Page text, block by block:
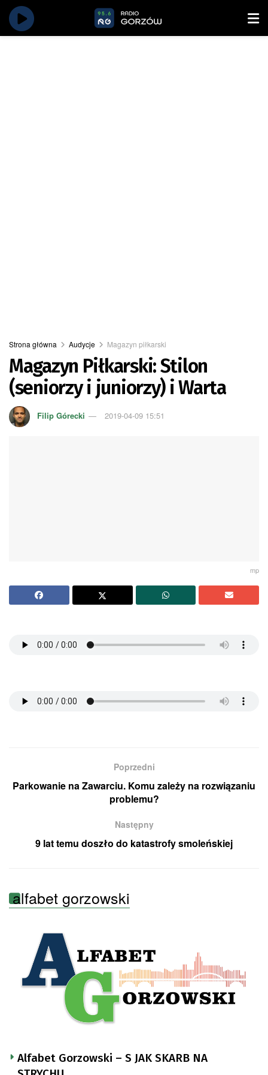
Strona główna Audycje Magazyn piłkarski
Magazyn Piłkarski: Stilon
(seniorzy i juniorzy) i Warta
Filip Górecki 2019-04-09 15:51
mp
Poprzedni
Parkowanie na Zawarciu. Komu zależy na rozwiązaniu
problemu?
Następny
9 lat temu doszło do katastrofy smoleńskiej
alfabet gorzowski
Alfabet Gorzowski – S JAK SKARB NA